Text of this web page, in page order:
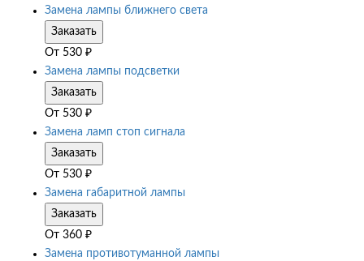
Замена лампы ближнего света
Заказать
От 530 ₽
Замена лампы подсветки
Заказать
От 530 ₽
Замена ламп стоп сигнала
Заказать
От 530 ₽
Замена габаритной лампы
Заказать
От 360 ₽
Замена противотуманной лампы